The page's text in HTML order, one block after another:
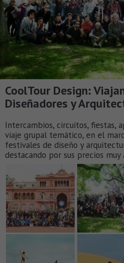
CoolTour Design:
Diseñadores y
Intercambios, circuitos, fiestas,
viaje grupal temático, en el
festivales de diseño y
destacando por sus precios muy